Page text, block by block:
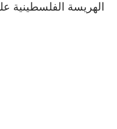
الهريسة الفلسطينية